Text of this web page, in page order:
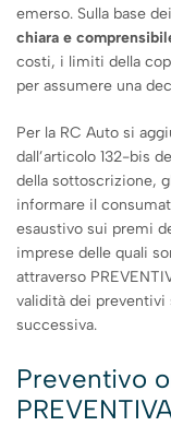
emerso. Sulla base
chiara e
costi, i limiti della
per assumere una
Per la RC Auto si
dall’articolo 132-bis
della sottoscrizione,
informare il
esaustivo sui premi
imprese delle quali
attraverso
validità dei preventivi
successiva.
Preventivo